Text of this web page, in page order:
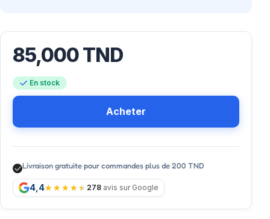
85,000TND
En stock
Acheter
Livraison gratuite pour commandes plus de 200 TND
4,4 278 avis sur Google